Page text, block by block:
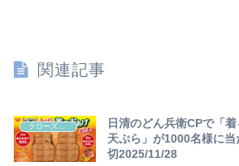
関連記事
クローズド懸賞
日清のどん兵衛CPで「
天ぷら」が1000名様に
切2025/11/28